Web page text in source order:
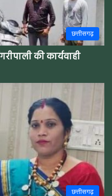
छत्तीसगढ़
की कार्यवाही
छत्तीसगढ़